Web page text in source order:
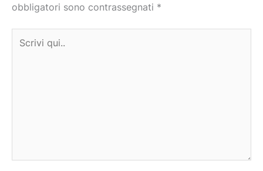
obbligatori sono contrassegnati *
qui..